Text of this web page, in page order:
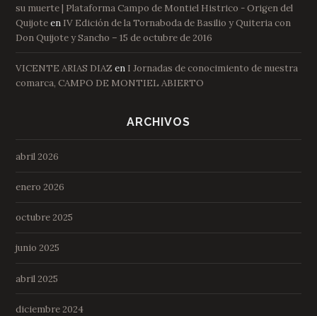
su muerte | Plataforma Campo de Montiel Histrico - Origen del
Quijoteen IV Edición de la Tornaboda de Basilio y Quiteria con
Don Quijote y Sancho – 15 de octubre de 2016
VICENTE ARIAS DIAZ en I Jornadas de conocimiento de nuestra
comarca, CAMPO DE MONTIEL ABIERTO
ARCHIVOS
abril 2026
enero 2026
octubre 2025
junio 2025
abril 2025
diciembre 2024